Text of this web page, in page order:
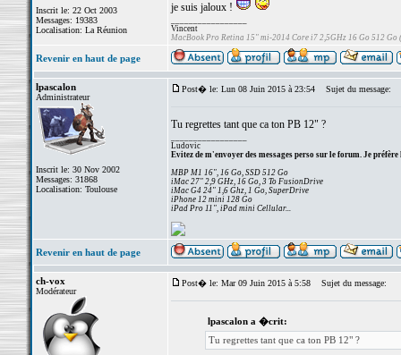
Inscrit le: 22 Oct 2003
Messages: 19383
Localisation: La Réunion
je suis jaloux !
Vincent
MacBook Pro Retina 15" mi-2014 Core i7 2,5GHz 16 Go 512 Go
Revenir en haut de page
lpascalon
Administrateur
Inscrit le: 30 Nov 2002
Messages: 31868
Localisation: Toulouse
Post� le: Lun 08 Juin 2015 à 23:54 Sujet du message:
Tu regrettes tant que ca ton PB 12" ?
Ludovic
Evitez de m'envoyer des messages perso sur le forum. Je préfère
MBP M1 16", 16 Go, SSD 512 Go
iMac 27" 2,9 GHz, 16 Go, 3 To FusionDrive
iMac G4 24" 1,6 Ghz, 1 Go, SuperDrive
iPhone 12 mini 128 Go
iPad Pro 11", iPad mini Cellular...
Revenir en haut de page
ch-vox
Modérateur
Post� le: Mar 09 Juin 2015 à 5:58 Sujet du message:
lpascalon a �crit:
Tu regrettes tant que ca ton PB 12" ?